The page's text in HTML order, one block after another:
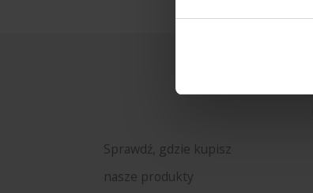
Sprawdź, gdzie kupisz
nasze produkty